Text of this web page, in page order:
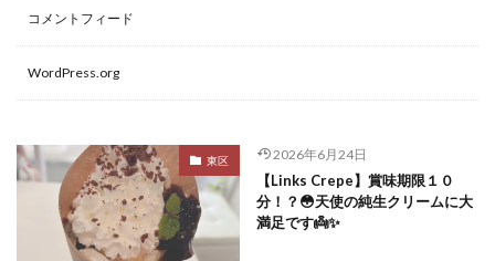
コメントフィード
WordPress.org
東区 2026年6月24日
【Links Crepe】賞味期限１０
分！？😳天使の純生クリームに大
満足です👼✨